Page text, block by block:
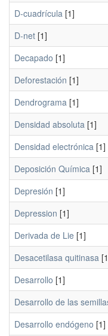
D-cuadrícula [1]
D-net [1]
Decapado [1]
Deforestación [1]
Dendrograma [1]
Densidad absoluta [1]
Densidad electrónica [1]
Deposición Química [1]
Depresión [1]
Depression [1]
Derivada de Lie [1]
Desacetilasa quitinasa
Desarrollo [1]
Desarrollo de las
Desarrollo endógeno [1]